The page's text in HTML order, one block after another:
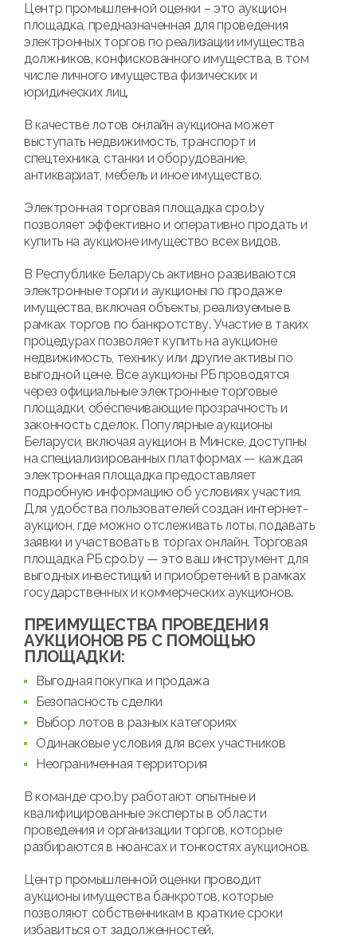
Центр промышленной оценки – это аукцион
площадка, предназначенная для проведения
электронных торгов по реализации имущества
должников, конфискованного имущества, в том
числе личного имущества физических и
юридических лиц.
В качестве лотов онлайн аукциона может
выступать недвижимость, транспорт и
спецтехника, станки и оборудование,
антиквариат, мебель и иное имущество.
Электронная торговая площадка cpo.by
позволяет эффективно и оперативно продать и
купить на аукционе имущество всех видов.
В Республике Беларусь активно развиваются
электронные торги и аукционы по продаже
имущества, включая объекты, реализуемые в
рамках торгов по банкротству. Участие в таких
процедурах позволяет купить на аукционе
недвижимость, технику или другие активы по
выгодной цене. Все аукционы РБ проводятся
через официальные электронные торговые
площадки, обеспечивающие прозрачность и
законность сделок. Популярные аукционы
Беларуси, включая аукцион в Минске, доступны
на специализированных платформах — каждая
электронная площадка предоставляет
подробную информацию об условиях участия.
Для удобства пользователей создан интернет-
аукцион, где можно отслеживать лоты, подавать
заявки и участвовать в торгах онлайн. Торговая
площадка РБ cpo.by — это ваш инструмент для
выгодных инвестиций и приобретений в рамках
государственных и коммерческих аукционов.
ПРЕИМУЩЕСТВА ПРОВЕДЕНИЯ
АУКЦИОНОВ РБ С ПОМОЩЬЮ
ПЛОЩАДКИ:
Выгодная покупка и продажа
Безопасность сделки
Выбор лотов в разных категориях
Одинаковые условия для всех участников
Неограниченная территория
В команде cpo.by работают опытные и
квалифицированные эксперты в области
проведения и организации торгов, которые
разбираются в нюансах и тонкостях аукционов.
Центр промышленной оценки проводит
аукционы имущества банкротов, которые
позволяют собственникам в краткие сроки
избавиться от задолженностей.